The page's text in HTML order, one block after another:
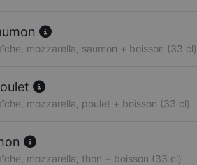
mozzarella, saumon + boisson (33 cl)
mozzarella, poulet + boisson (33 cl)
mozzarella, thon + boisson (33 cl)